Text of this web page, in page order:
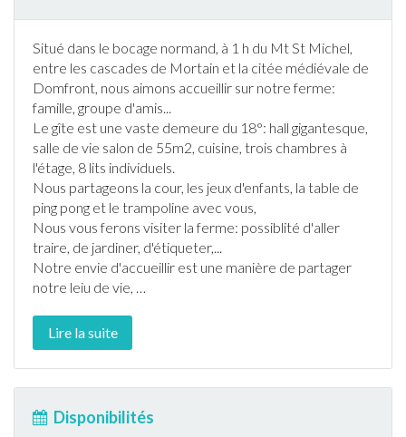
Situé dans le bocage normand, à 1 h du Mt St Michel,
entre les cascades de Mortain et la citée médiévale de
Domfront, nous aimons accueillir sur notre ferme:
famille, groupe d'amis...
Le gîte est une vaste demeure du 18°: hall gigantesque,
salle de vie salon de 55m2, cuisine, trois chambres à
l'étage, 8 lits individuels.
Nous partageons la cour, les jeux d'enfants, la table de
ping pong et le trampoline avec vous,
Nous vous ferons visiter la ferme: possiblité d'aller
traire, de jardiner, d'étiqueter,...
Notre envie d'accueillir est une manière de partager
notre leiu de vie, …
Lire la suite
Disponibilités